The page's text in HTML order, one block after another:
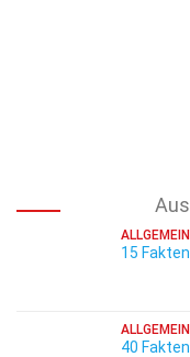
ALLGEMEIN
15
ALLGEMEIN
40